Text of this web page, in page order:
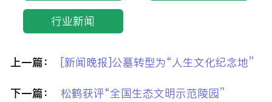
行业新闻
上一篇： [新闻晚报]公墓转型为“人生文化纪念地”
下一篇： 松鹤获评“全国生态文明示范陵园”